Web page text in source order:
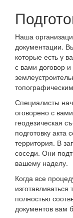
Наша
документации.
которые есть у
с вами договор
Специалисты
оговорено с
геодезическая
подготовку акта
территория. В
соседи. Они
вашему наделу.
Когда все
полностью
документов вам